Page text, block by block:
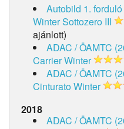
Autobild 1.
Winter Sottozero III
ajánlott)
ADAC / ÖAMTC
Carrier Winter
ADAC / ÖAMTC
Cinturato Winter
2018
ADAC / ÖAMTC